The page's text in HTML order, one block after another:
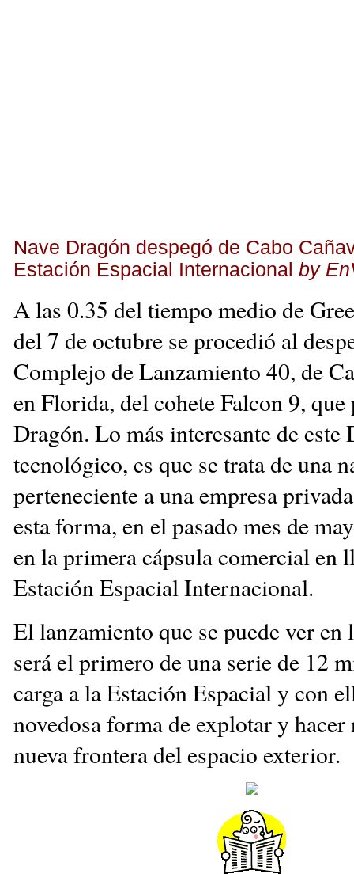
Nave Dragón despegó de Cabo
Estación Espacial Internacional by
A las 0.35 del tiempo medio de
del 7 de octubre se procedió al
Complejo de Lanzamiento 40, de
en Florida, del cohete Falcon 9, que
Dragón. Lo más interesante de este
tecnológico, es que se trata de una
perteneciente a una empresa
esta forma, en el pasado mes de
en la primera cápsula comercial en
Estación Espacial Internacional.
El lanzamiento que se puede ver en
será el primero de una serie de 12
carga a la Estación Espacial y con
novedosa forma de explotar y hacer
nueva frontera del espacio exterior.